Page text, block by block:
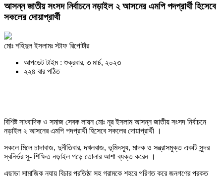
আসন্ন জাতীয় সংসদ নির্বাচনে নড়াইল ২ আসনের এমপি পদপ্রার্থী হিসেবে
সকলের দোয়াপ্রার্থী
মোঃ শহিদুল ইসলামঃ স্টাফ রিপোর্টার
আপডেট টাইম : শুক্রবার, ৩ মার্চ, ২০২৩
২২৪ বার পঠিত
বিশিষ্ট সাংবাদিক ও সমাজ সেবক লায়ন মোঃ নূর ইসলাম আসন্ন জাতীয় সংসদ নির্বাচনে
নড়াইল ২ আসনের এমপি পদপ্রার্থী হিসেবে সকলের দোয়াপ্রার্থী ।
সকলে মিলে চাদাবাজ, দুর্নীতিবার, দখলবাজ, ভূমিদস্যু, মাদক ও সন্ত্রাসমুক্ত একটি সুন্দর
স্বনির্ভর সু- শিক্ষিত নড়াইল গড়ে তোলার আশা ব্যক্ত করেন ।
এছাড়া সামাজিক ন্যায় বিচার প্রতিষ্ঠা সহ গ্রামকে শহরে পরিণত করে জনগণের প্রকৃত